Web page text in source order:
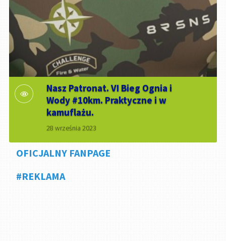
Nasz Patronat. VI Bieg Ognia i
Wody #10km. Praktyczne i w
kamuflażu.
28 września 2023
OFICJALNY FANPAGE
#REKLAMA